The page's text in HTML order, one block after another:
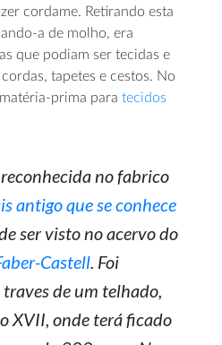
cordame. Retirando esta
a de molho, era
que podiam ser tecidas e
tapetes e cestos. No
prima para tecidos
no fabrico
antigo que se conhece
ser visto no acervo do
Castell. Foi
de um telhado,
XVII, onde terá ficado